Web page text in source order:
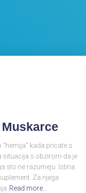
kada pricate s
situacija s obzirom da je
sto ne razumeju. Istina
Za njega
Read more…